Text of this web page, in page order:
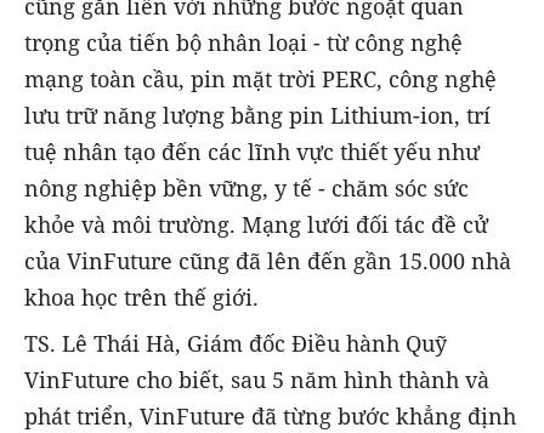
cũng gắn liền với những bước ngoặt quan
trọng của tiến bộ nhân loại - từ công nghệ
mạng toàn cầu, pin mặt trời PERC, công nghệ
lưu trữ năng lượng bằng pin Lithium-ion, trí
tuệ nhân tạo đến các lĩnh vực thiết yếu như
nông nghiệp bền vững, y tế - chăm sóc sức
khỏe và môi trường. Mạng lưới đối tác đề cử
của VinFuture cũng đã lên đến gần 15.000 nhà
khoa học trên thế giới.
TS. Lê Thái Hà, Giám đốc Điều hành Quỹ
VinFuture cho biết, sau 5 năm hình thành và
phát triển, VinFuture đã từng bước khẳng định